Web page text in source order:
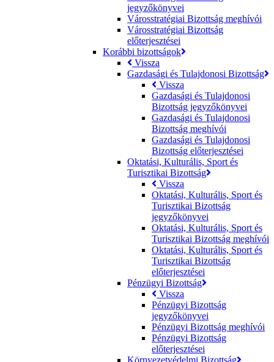
jegyzőkönyvei
Városstratégiai Bizottság meghívói
Városstratégiai Bizottság
előterjesztései
Korábbi bizottságok
Vissza
Gazdasági és Tulajdonosi Bizottság
Vissza
Gazdasági és Tulajdonosi
Bizottság jegyzőkönyvei
Gazdasági és Tulajdonosi
Bizottság meghívói
Gazdasági és Tulajdonosi
Bizottság előterjesztései
Oktatási, Kulturális, Sport és
Turisztikai Bizottság
Vissza
Oktatási, Kulturális, Sport és
Turisztikai Bizottság
jegyzőkönyvei
Oktatási, Kulturális, Sport és
Turisztikai Bizottság meghívói
Oktatási, Kulturális, Sport és
Turisztikai Bizottság
előterjesztései
Pénzügyi Bizottság
Vissza
Pénzügyi Bizottság
jegyzőkönyvei
Pénzügyi Bizottság meghívói
Pénzügyi Bizottság
előterjesztései
Környezetvédelmi Bizottság